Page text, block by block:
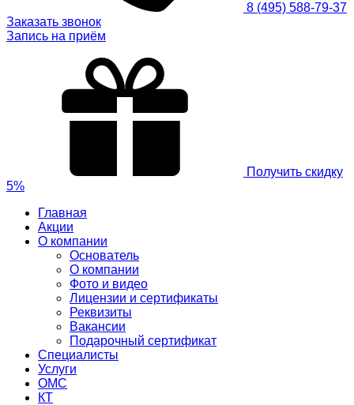
8 (495) 588-79-37
Заказать звонок
Запись на приём
Получить скидку
5%
Главная
Акции
О компании
Основатель
О компании
Фото и видео
Лицензии и сертификаты
Реквизиты
Вакансии
Подарочный сертификат
Специалисты
Услуги
ОМС
КТ